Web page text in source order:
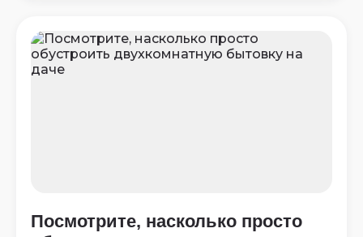
Посмотрите, насколько просто